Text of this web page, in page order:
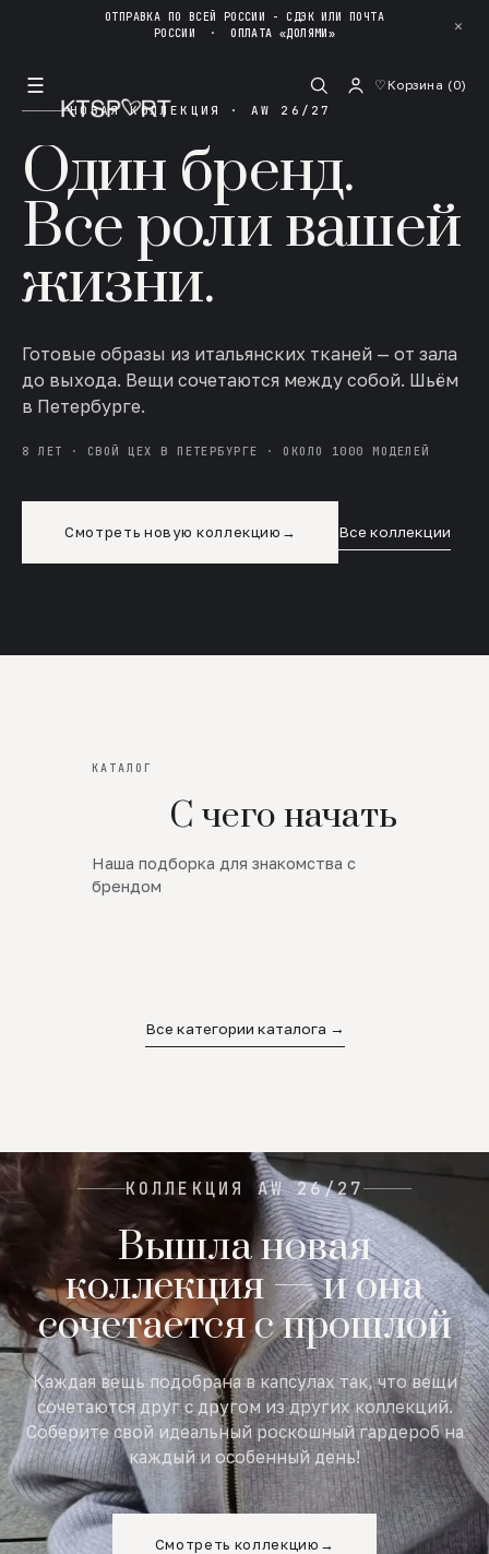
ОТПРАВКА ПО ВСЕЙ РОССИИ - СДЭК ИЛИ ПОЧТА
РОССИИ ·ОПЛАТА «ДОЛЯМИ» ✕
☰ ♡Корзина (0)
НОВАЯ КОЛЛЕКЦИЯ · AW 26/27
Один бренд.
Все роли вашей
жизни.
Готовые образы из итальянских тканей — от зала
до выхода. Вещи сочетаются между собой. Шьём
в Петербурге.
8 ЛЕТ · СВОЙ ЦЕХ В ПЕТЕРБУРГЕ · ОКОЛО 1000 МОДЕЛЕЙ
Смотреть новую коллекцию → Все коллекции
КАТАЛОГ
С чего начать
Наша подборка для знакомства с
брендом
Новинки
SALE
Все категории каталога →
КОЛЛЕКЦИЯ AW 26/27
Вышла новая
коллекция — и она
сочетается с прошлой
Каждая вещь подобрана в капсулах так, что вещи
сочетаются друг с другом из других коллекций.
Соберите свой идеальный роскошный гардероб на
каждый и особенный день!
Смотреть коллекцию →